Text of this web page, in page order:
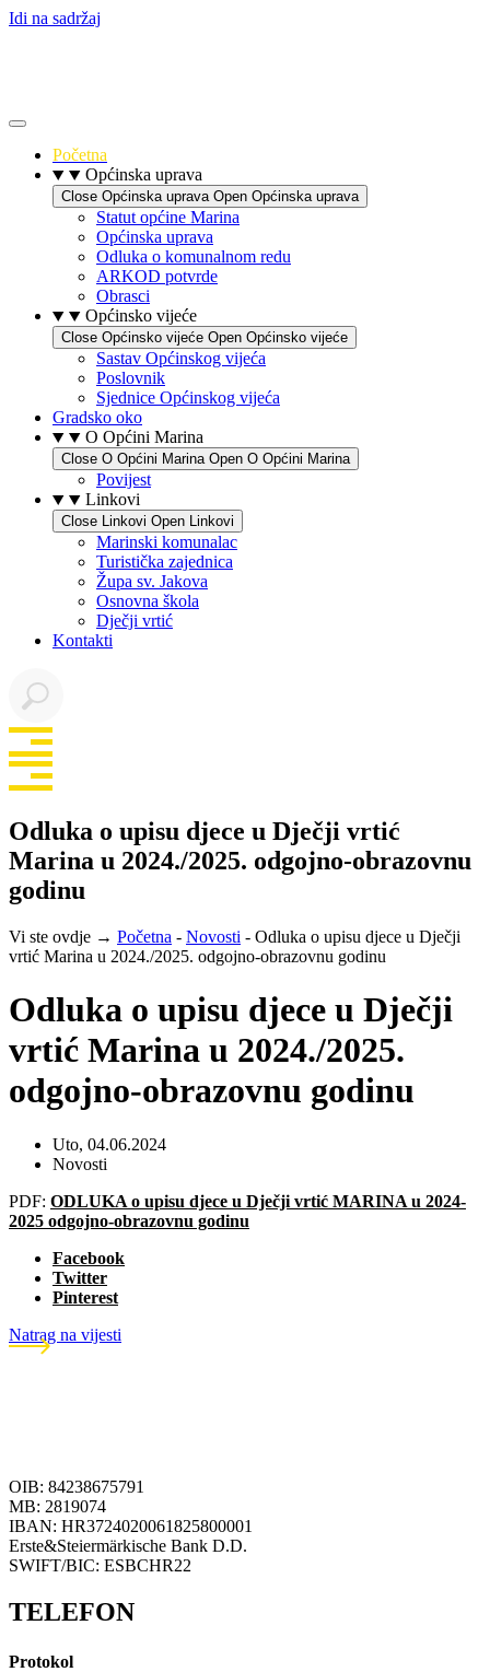
Idi na sadržaj
Početna
Općinska uprava
Close Općinska uprava Open Općinska uprava
Statut općine Marina
Općinska uprava
Odluka o komunalnom redu
ARKOD potvrde
Obrasci
Općinsko vijeće
Close Općinsko vijeće Open Općinsko vijeće
Sastav Općinskog vijeća
Poslovnik
Sjednice Općinskog vijeća
Gradsko oko
O Općini Marina
Close O Općini Marina Open O Općini Marina
Povijest
Linkovi
Close Linkovi Open Linkovi
Marinski komunalac
Turistička zajednica
Župa sv. Jakova
Osnovna škola
Dječji vrtić
Kontakti
Odluka o upisu djece u Dječji vrtić
Marina u 2024./2025. odgojno-obrazovnu
godinu
Vi ste ovdje → Početna - Novosti - Odluka o upisu djece u Dječji
vrtić Marina u 2024./2025. odgojno-obrazovnu godinu
Odluka o upisu djece u Dječji
vrtić Marina u 2024./2025.
odgojno-obrazovnu godinu
Uto, 04.06.2024
Novosti
PDF: ODLUKA o upisu djece u Dječji vrtić MARINA u 2024-
2025 odgojno-obrazovnu godinu
Facebook
Twitter
Pinterest
Natrag na vijesti
OIB: 84238675791
MB: 2819074
IBAN: HR3724020061825800001
Erste&Steiermärkische Bank D.D.
SWIFT/BIC: ESBCHR22
TELEFON
Protokol